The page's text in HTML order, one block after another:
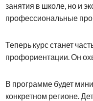
занятия в школе, но и
профессиональные
Теперь курс станет
профориентации. Он
В программе будет
конкретном регионе.